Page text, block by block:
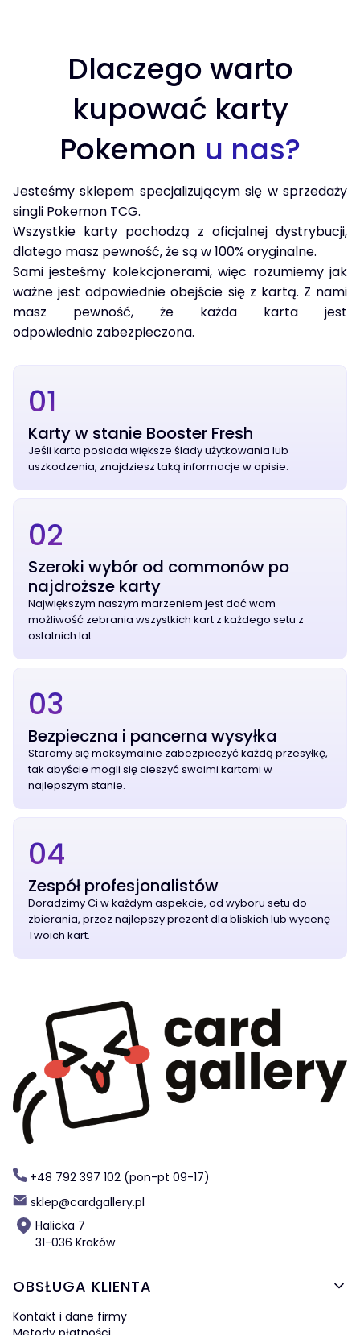
Dlaczego warto
kupować karty
Pokemon u nas?
Jesteśmy sklepem specjalizującym się w sprzedaży
singli Pokemon TCG.
Wszystkie karty pochodzą z oficjalnej dystrybucji,
dlatego masz pewność, że są w 100% oryginalne.
Sami jesteśmy kolekcjonerami, więc rozumiemy jak
ważne jest odpowiednie obejście się z kartą. Z nami
masz pewność, że każda karta jest
odpowiednio zabezpieczona.
01
Karty w stanie Booster Fresh
Jeśli karta posiada większe ślady użytkowania lub
uszkodzenia, znajdziesz taką informacje w opisie.
02
Szeroki wybór od commonów po
najdroższe karty
Największym naszym marzeniem jest dać wam
możliwość zebrania wszystkich kart z każdego setu z
ostatnich lat.
03
Bezpieczna i pancerna wysyłka
Staramy się maksymalnie zabezpieczyć każdą przesyłkę,
tak abyście mogli się cieszyć swoimi kartami w
najlepszym stanie.
04
Zespół profesjonalistów
Doradzimy Ci w każdym aspekcie, od wyboru setu do
zbierania, przez najlepszy prezent dla bliskich lub wycenę
Twoich kart.
+48 792 397 102 (pon-pt 09-17)
sklep@cardgallery.pl
Halicka 7
31-036 Kraków
Linki w stopce
OBSŁUGA KLIENTA
Kontakt i dane firmy